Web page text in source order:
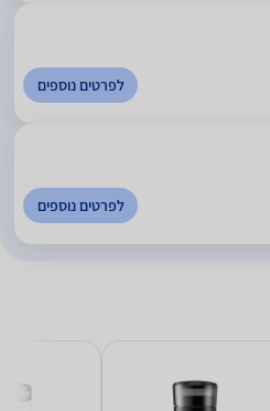
לפרטים נוספים
לפרטים נוספים